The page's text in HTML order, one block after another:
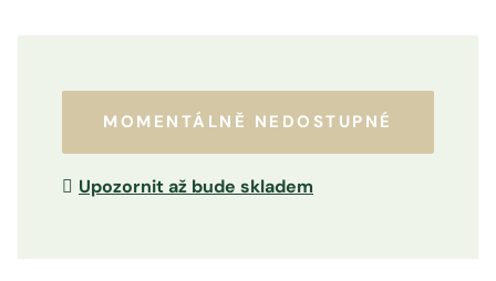
MOMENTÁLNĚ NEDOSTUPNÉ
Upozornit až bude skladem